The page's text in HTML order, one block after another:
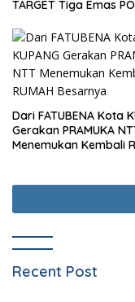
TARGET Tiga Emas
Dari FATUBENA Kota
Gerakan PRAMUKA
Menemukan Kembali
Recent Post